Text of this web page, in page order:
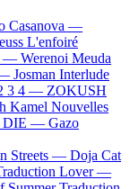
Casanova —
L'enfoiré
— Werenoi Meuda
Josman Interlude
3 4 — ZOKUSH
Kamel Nouvelles
DIE — Gazo
Streets — Doja Cat
Lover —